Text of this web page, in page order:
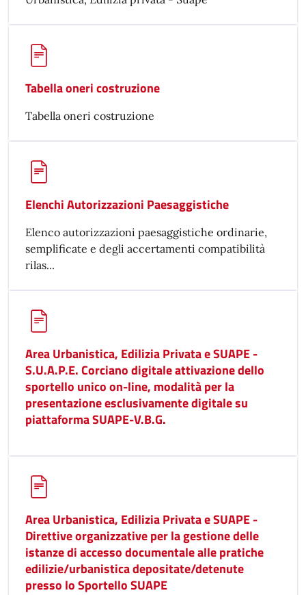
Tabella oneri costruzione
Tabella oneri costruzione
Elenchi Autorizzazioni Paesaggistiche
Elenco autorizzazioni paesaggistiche ordinarie,
semplificate e degli accertamenti compatibilità
rilas...
Area Urbanistica, Edilizia Privata e SUAPE -
S.U.A.P.E. Corciano digitale attivazione dello
sportello unico on-line, modalità per la
presentazione esclusivamente digitale su
piattaforma SUAPE-V.B.G.
Area Urbanistica, Edilizia Privata e SUAPE -
Direttive organizzative per la gestione delle
istanze di accesso documentale alle pratiche
edilizie/urbanistica depositate/detenute
presso lo Sportello SUAPE